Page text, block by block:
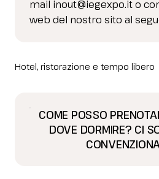
mail inout@iegexpo.it o
web del nostro sito al
Hotel, ristorazione e tempo libero
COME POSSO
DOVE DORMIRE? CI